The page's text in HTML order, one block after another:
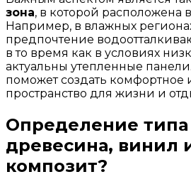
зона, в которой расположена
Например, в влажных
предпочтение
в то время как в условиях
актуальны утепленные панели.
поможет создать комфортное
пространство для жизни и
Определение
древесина, винил
композит?